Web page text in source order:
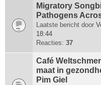
Migratory
Pathogens
Laatste bericht door
18:44
Reacties: 37
Café
maat in
Pim Giel